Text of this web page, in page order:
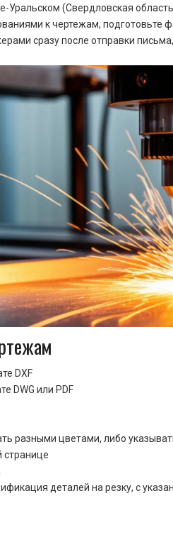
Уральском (Свердловская
к чертежам, подготовьте
сразу после отправки
DXF
DWG или PDF
разными цветами, либо
деталей на резку, с